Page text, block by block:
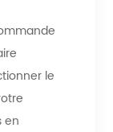
le
en